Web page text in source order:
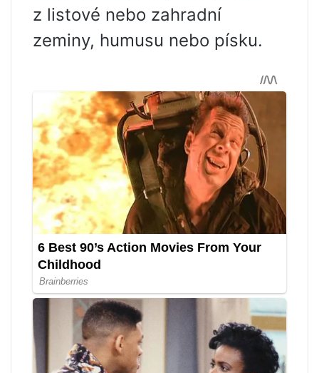
z listové nebo zahradní
zeminy, humusu nebo písku.